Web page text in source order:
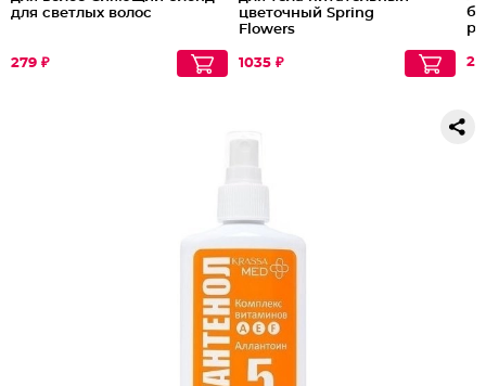
для светлых волос
279 ₽
цветочный Spring
Flowers
1035 ₽